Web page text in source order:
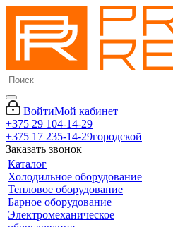
ВойтиМой кабинет
+375 29 104-14-29
+375 17 235-14-29городской
Заказать звонок
Каталог
Холодильное оборудование
Тепловое оборудование
Барное оборудование
Электромеханическое